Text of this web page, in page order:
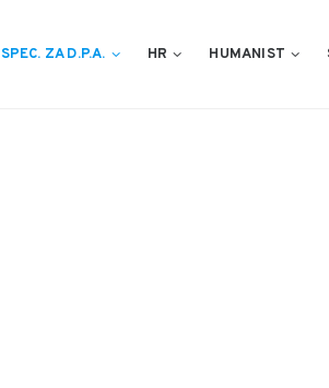
SPEC. ZA D.P.A. HR HUMANIST